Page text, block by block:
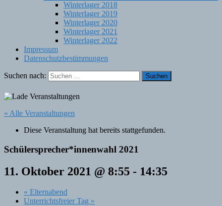
Winterlager 2018
Winterlager 2019
Winterlager 2020
Winterlager 2021
Winterlager 2022
Impressum
Datenschutzbestimmungen
Suchen nach:
« Alle Veranstaltungen
Diese Veranstaltung hat bereits stattgefunden.
Schülersprecher*innenwahl 2021
11. Oktober 2021 @ 8:55 - 14:35
« Elternabend
Unterrichtsfreier Tag »